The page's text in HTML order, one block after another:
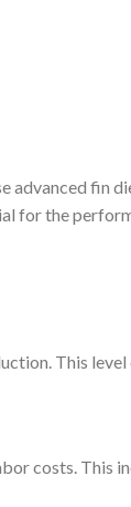
advanced fin
for the
This
costs. This